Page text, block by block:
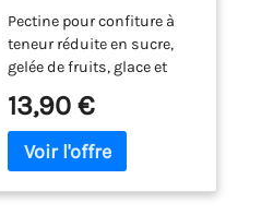
Epaississant
Alimentaire Naturel
et Stabilisant pour
Compotes de Fruits,
Confitures, Gelées et
Chutneys, Vegan,
Sans Gluten, Sans
Pectine pour confiture à
teneur réduite en sucre,
gelée de fruits, glace et
pour les chefs et
passionnés de cuisine à la
recherche d’un
13,90 €